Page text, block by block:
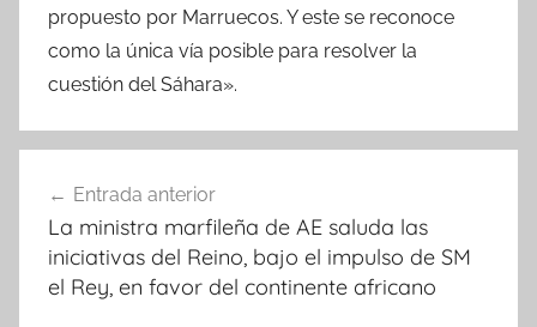
propuesto por Marruecos. Y este se reconoce
como la única vía posible para resolver la
cuestión del Sáhara».
de
entradas
Entrada anterior
La ministra marfileña de AE saluda las
iniciativas del Reino, bajo el impulso de SM
el Rey, en favor del continente africano